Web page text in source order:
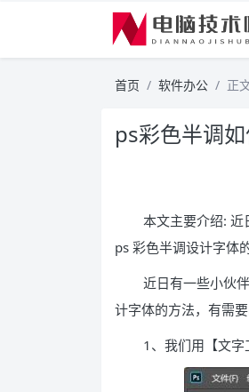
首页 软件办公 正
ps彩色半调
本文主要介绍: 近
ps 彩色半调设计字体
近日有一些小伙
计字体的方法，有需
1、我们用【文字